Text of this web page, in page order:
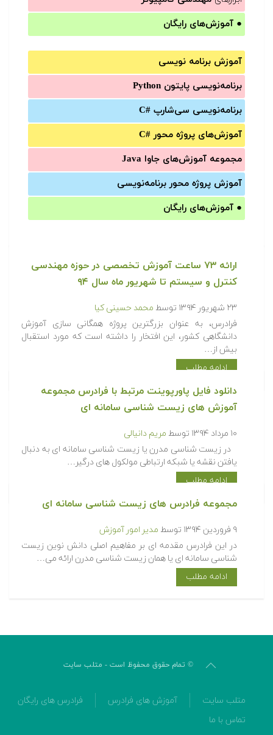
● آموزش‌های رایگان
آموزش برنامه نویسی
برنامه‌نویسی پایتون Python
برنامه‌‌نویسی سی‌شارپ C#‎
آموزش‌های پروژه محور #C
مجموعه آموزش‌های جاوا Java
آموزش‌ پروژه محور برنامه‌نویسی
● آموزش‌های رایگان
ارائه ۷۳ ساعت آموزش تخصصی در حوزه مهندسی
کنترل و سیستم تا شهریور ماه سال ۹۴
۲۳ شهریور ۱۳۹۴ توسط محمد حسینی کیا
فرادرس، به عنوان بزرگترین پروژه همگانی سازی آموزش
دانشگاهی کشور، این افتخار را داشته است که مورد استقبال
بیش از…
ادامه مطلب
دانلود فایل پاورپوینت مرتبط با فرادرس مجموعه
آموزش های زیست شناسی سامانه ای
۱۰ مرداد ۱۳۹۴ توسط مریم دانیالی
در زیست شناسی مدرن یا زیست شناسی سامانه ای به دنبال
یافتن نقشه یا شبکه ارتباطی مولکول های درگیر…
ادامه مطلب
مجموعه فرادرس های زیست شناسی سامانه ای
۹ فروردین ۱۳۹۴ توسط مدیر امور آموزش
در این فرادرس مقدمه ای بر مفاهیم اصلی دانش نوین زیست
شناسی سامانه ای یا همان زیست شناسی مدرن ارائه می…
ادامه مطلب
© تمام حقوق محفوظ است - متلب سایت
متلب سایت آموزش های فرادرس
فرادرس های رایگان
تماس با ما